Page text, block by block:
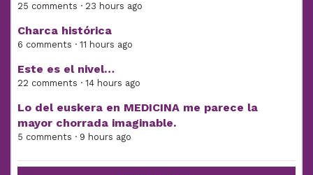
25 comments · 23 hours ago
Charca histórica
6 comments · 11 hours ago
Este es el nivel…
22 comments · 14 hours ago
Lo del euskera en MEDICINA me parece la
mayor chorrada imaginable.
5 comments · 9 hours ago